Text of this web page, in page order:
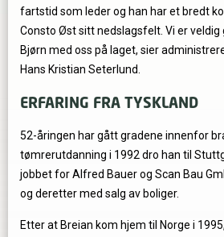
fartstid som leder og han har et bredt
Consto Øst sitt nedslagsfelt. Vi er
Bjørn med oss på laget, sier
Hans Kristian Seterlund.
ERFARING FRA TYSKLAND
52-åringen har gått gradene innenfor
tømrerutdanning i 1992 dro han til
jobbet for Alfred Bauer og Scan Bau
og deretter med salg av boliger.
Etter at Breian kom hjem til Norge i